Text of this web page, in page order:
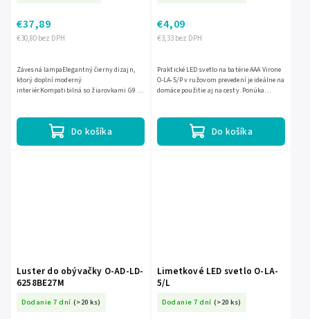
€30,80 bez DPH
€37,89
Do košíka
Závesná lampaElegantný čierny dizajn,
ktorý doplní moderný
interiér.Kompatibilná so žiarovkami G9 s
€3,33 bez DPH
€4,09
Do košíka
Praktické LED svetlo na batérie AAA Virone
O-LA-5/P v ružovom prevedení je ideálne na
domáce použitie aj na cesty. Ponúka
Luster do obývačky O-AD-LD-
6258BE27M
Dodanie 7 dní (>20 ks)
Limetkové LED svetlo O-LA-
5/L
Dodanie 7 dní (>20 ks)